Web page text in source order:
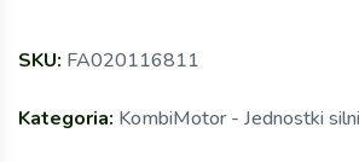
SKU: FA020116811
Kategoria: KombiMotor - Jednostki